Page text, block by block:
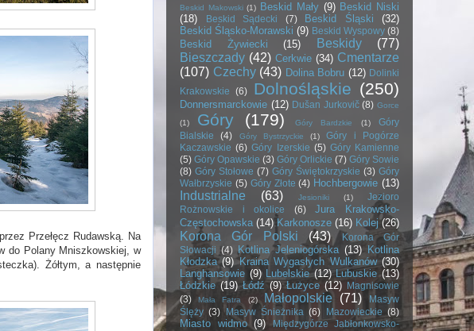
Przełęcz Rudawską. Na
do Polany Mniszkowskiej, w
Żółtym, a następnie
Beskid Makowski (1) Beskid Mały (9) Beskid Niski
(18)
Beskid Sądecki (7) Beskid Śląski
(32)
Beskid Śląsko-Morawski (9) Beskid Wyspowy (8)
Beskid Żywiecki (15) Beskidy
(77)
Bieszczady (42) Cerkwie (34) Cmentarze
(107) Czechy (43) Dolina Bobru (12) Dolinki
Krakowskie
(6) Dolnośląskie (250)
Donnersmarckowie (12) Dušan Jurkovič (8) Gorce
(1)
Góry (179) Góry Bardzkie (1)
Góry
Bialskie
(4) Góry Bystrzyckie (1)
Góry i Pogórze
Kaczawskie (6) Góry Izerskie (5) Góry Kamienne
(5) Góry Opawskie (3) Góry Orlickie (7) Góry Sowie
(8) Góry Stołowe (7) Góry Świętokrzyskie (3) Góry
Wałbrzyskie (5) Góry Złote (4) Hochbergowie (13)
Industrialne (63) Jesioniki (1)
Jezioro
Rożnowskie i okolice
(6)
Jura Krakowsko-
Częstochowska (14) Karkonosze (16) Kolej (26)
Korona Gór Polski (43)
Korona Gór
Słowacji (4) Kotlina Jeleniogórska (13) Kotlina
Kłodzka (9) Kraina Wygasłych Wulkanów (30)
Langhansowie (9) Lubelskie (12) Lubuskie (13)
Łódzkie (19) Łódź (9) Łużyce (12) Magnisowie
(3)
Mała Fatra (2) Małopolskie (71)
Masyw
Ślęży (3) Masyw Śnieżnika (6) Mazowieckie (8)
Miasto widmo (9)
Międzygórze Jabłonkowsko-